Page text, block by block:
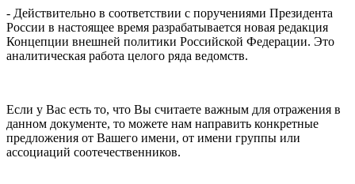
- Действительно в соответствии с поручениями Президента
России в настоящее время разрабатывается новая редакция
Концепции внешней политики Российской Федерации. Это
аналитическая работа целого ряда ведомств.
Если у Вас есть то, что Вы считаете важным для отражения в
данном документе, то можете нам направить конкретные
предложения от Вашего имени, от имени группы или
ассоциаций соотечественников.